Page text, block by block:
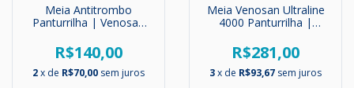
Meia Antitrombo
Panturrilha | Venosan
23 mmHg
R$140,00
2x de R$70,00 sem juros
Meia Venosan Ultraline
4000 Panturrilha |
20-30mmHg
R$281,00
3x de R$93,67 sem juros